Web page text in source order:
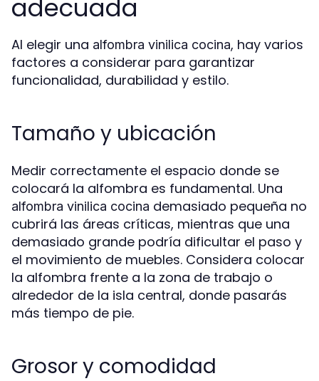
adecuada
Al elegir una alfombra vinilica cocina, hay varios
factores a considerar para garantizar
funcionalidad, durabilidad y estilo.
Tamaño y ubicación
Medir correctamente el espacio donde se
colocará la alfombra es fundamental. Una
alfombra vinilica cocina demasiado pequeña no
cubrirá las áreas críticas, mientras que una
demasiado grande podría dificultar el paso y
el movimiento de muebles. Considera colocar
la alfombra frente a la zona de trabajo o
alrededor de la isla central, donde pasarás
más tiempo de pie.
Grosor y comodidad